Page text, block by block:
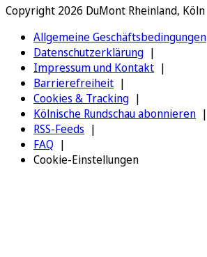
Copyright 2026 DuMont Rheinland, Köln
Allgemeine Geschäftsbedingungen
Datenschutzerklärung
Impressum und Kontakt
Barrierefreiheit
Cookies & Tracking
Kölnische Rundschau abonnieren
RSS-Feeds
FAQ
Cookie-Einstellungen